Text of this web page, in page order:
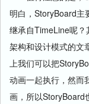
明白，StoryBoard主
继承自TimeLine呢
架构和设计模式的文
上我们可以把
动画一起执行，然而
画，所以StoryBoard